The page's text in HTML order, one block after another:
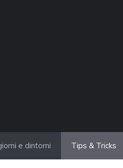
e dintorni Tips & Tricks